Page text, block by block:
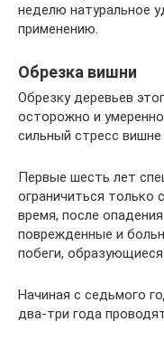
неделю натуральное
применению.
Обрезка вишни
Обрезку деревьев
осторожно и
сильный стресс
Первые шесть лет
ограничиться только
время, после
поврежденные и
побеги,
Начиная с седьмого
два-три года